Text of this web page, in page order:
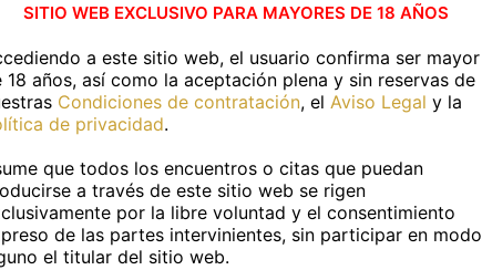
información
SITIO WEB EXCLUSIVO PARA MAYORES DE 18 AÑOS
a este sitio web, el usuario confirma ser mayor
18 años, así como la aceptación plena y sin reservas de
Condiciones de contratación, el Aviso Legal y la
de privacidad.
que todos los encuentros o citas que puedan
a través de este sitio web se rigen
por la libre voluntad y el consentimiento
de las partes intervinientes, sin participar en modo
el titular del sitio web.